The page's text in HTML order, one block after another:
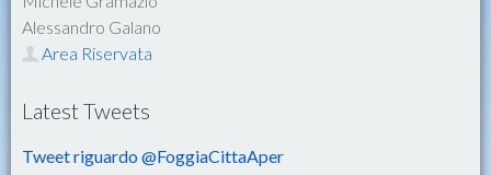
Alessandro Galano
Area Riservata
Latest Tweets
Tweet riguardo @FoggiaCittaAper